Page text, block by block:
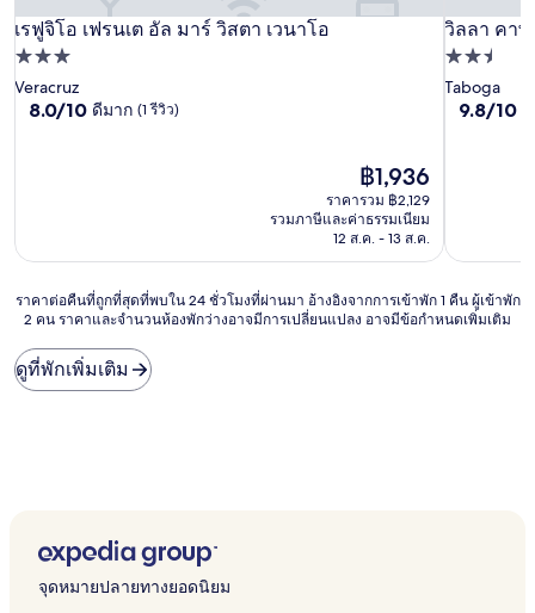
เรฟูจิโอ เฟรนเต อัล มาร์ วิสตา เวนาโอ
เรฟูจิโอ เฟรนเต อัล มาร์ วิสตา เวนาโอ
ที่พัก
3.0
ดาว
Veracruz
8.0
8.0/10 ดีมาก (1 รีวิว)
ราคา
ปัจจุบัน
คือ
฿1,936
฿1,936
ราคารวม ฿2,129
รวมภาษีและค่าธรรมเนียม
12 ส.ค. - 13 ส.ค.
วิลลา คา
วิลลา คา
ที่พัก
2.5
ดาว
Taboga
9.8
รีวิว)
9.8/10
ราคา
ต่อ
ที่
ถูก
อ้างอิง
ราคาต่อคืนที่ถูกที่สุดที่พบใน 24 ชั่วโมงที่ผ่านมา อ้างอิงจากการเข้าพัก 1 คืน ผู้เข้าพัก
2 คน ราคาและจำนวนห้องพักว่างอาจมีการเปลี่ยนแปลง อาจมีข้อกำหนดเพิ่มเติม
ดูที่พักเพิ่มเติม
จุดหมายปลายทางยอดนิยม